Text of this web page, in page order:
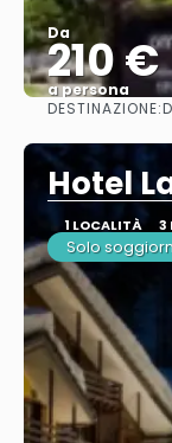
Da
210 €
a persona
DESTINAZIONE:
Hotel
1 LOCALITÀ 3
Solo